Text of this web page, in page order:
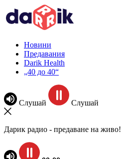
Новини
Предавания
Darik Health
„40 до 40“
Слушай Слушай
Дарик радио - предаване на живо!